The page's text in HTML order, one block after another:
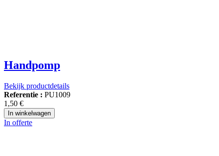
Handpomp
Bekijk productdetails
Referentie : PU1009
1,50 €
In winkelwagen
In offerte